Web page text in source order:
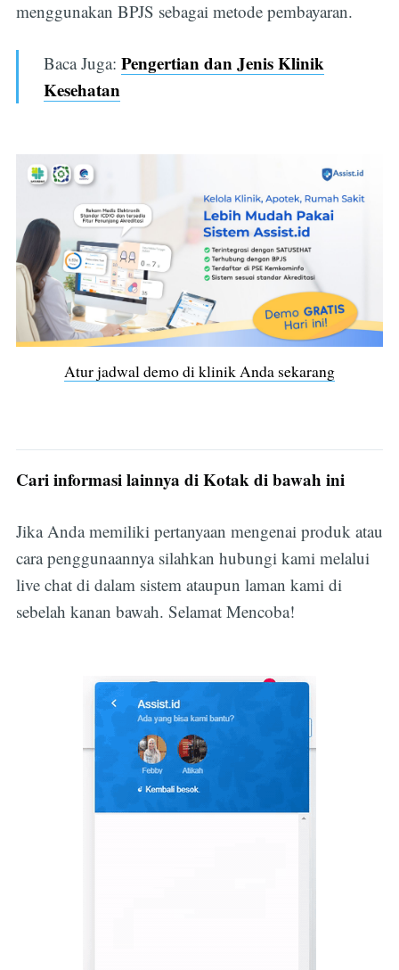
menggunakan BPJS sebagai metode pembayaran.
Baca Juga:Pengertian dan Jenis Klinik
Kesehatan
Atur jadwal demo di klinik Anda sekarang
Cari informasi lainnya di Kotak di bawah ini
Jika Anda memiliki pertanyaan mengenai produk atau
cara penggunaannya silahkan hubungi kami melalui
live chat di dalam sistem ataupun laman kami di
sebelah kanan bawah. Selamat Mencoba!